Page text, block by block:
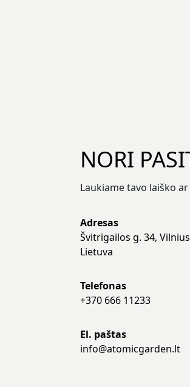
NORI
Laukiame tavo laiško
Adresas
Švitrigailos g. 34,
Lietuva
Telefonas
+370 666 11233
El. paštas
info@atomicgarden.lt